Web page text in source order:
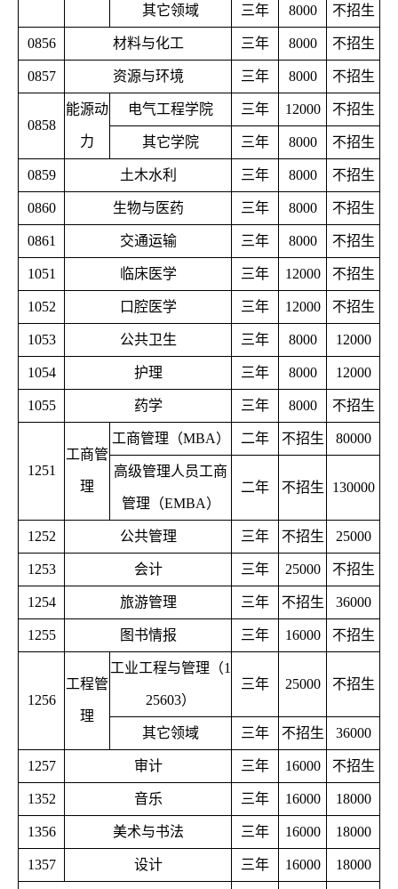
其它领域 三年 8000 不招生
0856 材料与化工 三年 8000 不招生
0857 资源与环境 三年 8000 不招生
0858
能源动
力
电气工程学院 三年 12000 不招生
其它学院 三年 8000 不招生
0859 土木水利 三年 8000 不招生
0860 生物与医药 三年 8000 不招生
0861 交通运输 三年 8000 不招生
1051 临床医学 三年 12000 不招生
1052 口腔医学 三年 12000 不招生
1053 公共卫生 三年 8000 12000
1054 护理 三年 8000 12000
1055 药学 三年 8000 不招生
1251
工商管
理
工商管理（MBA） 二年 不招生 80000
高级管理人员工商
管理（EMBA）
二年 不招生 130000
1252 公共管理 三年 不招生 25000
1253 会计 三年 25000 不招生
1254 旅游管理 三年 不招生 36000
1255 图书情报 三年 16000 不招生
1256
工程管
理
工业工程与管理（1
25603）
三年 25000 不招生
其它领域 三年 不招生 36000
1257 审计 三年 16000 不招生
1352 音乐 三年 16000 18000
1356 美术与书法 三年 16000 18000
1357 设计 三年 16000 18000